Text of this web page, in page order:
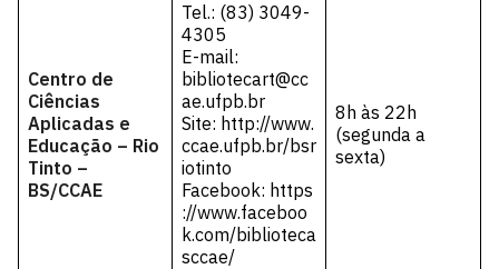
Centro de
Ciências
Aplicadas e
Educação – Rio
Tinto –
BS/CCAE
Tel.: (83) 3049-
4305
E-mail:
bibliotecart@cc
ae.ufpb.br
Site: http://www.
ccae.ufpb.br/bsr
iotinto
Facebook: https
://www.faceboo
k.com/biblioteca
sccae/
8h às 22h
(segunda a
sexta)